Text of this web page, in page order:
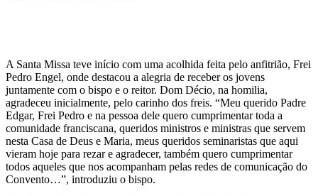
A Santa Missa teve início com uma acolhida feita pelo anfitrião, Frei
Pedro Engel, onde destacou a alegria de receber os jovens
juntamente com o bispo e o reitor. Dom Décio, na homilia,
agradeceu inicialmente, pelo carinho dos freis. “Meu querido Padre
Edgar, Frei Pedro e na pessoa dele quero cumprimentar toda a
comunidade franciscana, queridos ministros e ministras que servem
nesta Casa de Deus e Maria, meus queridos seminaristas que aqui
vieram hoje para rezar e agradecer, também quero cumprimentar
todos aqueles que nos acompanham pelas redes de comunicação do
Convento…”, introduziu o bispo.